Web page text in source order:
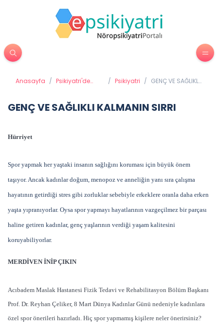
Anasayfa / Psikiyatri'de
/ Psikiyatri / GENÇ VE SAĞLIKLI
GENÇ VE SAĞLIKLI KALMANIN SIRRI
Hürriyet
Spor yapmak her yaştaki insanın sağlığını koruması için büyük önem
taşıyor. Ancak kadınlar doğum, menopoz ve anneliğin yanı sıra çalışma
hayatının getirdiği stres gibi zorluklar sebebiyle erkeklere oranla daha erken
yaşta yıpranıyorlar. Oysa spor yapmayı hayatlarının vazgeçilmez bir parçası
haline getiren kadınlar, genç yaşlarının verdiği yaşam kalitesini
koruyabiliyorlar.
MERDİVEN İNİP ÇIKIN
Acıbadem Maslak Hastanesi Fizik Tedavi ve Rehabilitasyon Bölüm Başkanı
Prof. Dr. Reyhan Çeliker, 8 Mart Dünya Kadınlar Günü nedeniyle kadınlara
özel spor önerileri hazırladı. Hiç spor yapmamış kişilere neler önerirsiniz?